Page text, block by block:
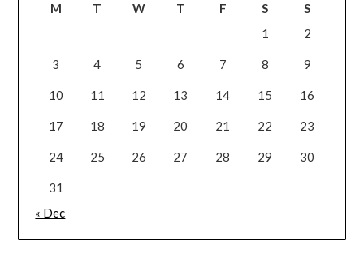
M T W T F S
S
1
2
3 4 5 6 7 8 9
10 11 12 13 14 15 16
17 18 19 20 21 22 23
24 25 26 27 28 29 30
31
« Dec